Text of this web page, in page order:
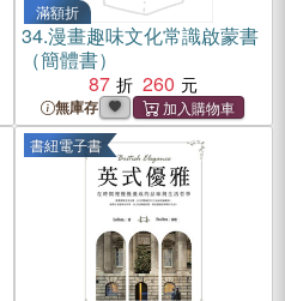
滿額折
34.漫畫趣味文化常識啟蒙書
（簡體書）
87
260
無庫存
書紐電子書